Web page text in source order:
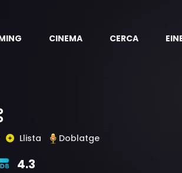
CINEMA CERCA
Llista Doblatge
4.3